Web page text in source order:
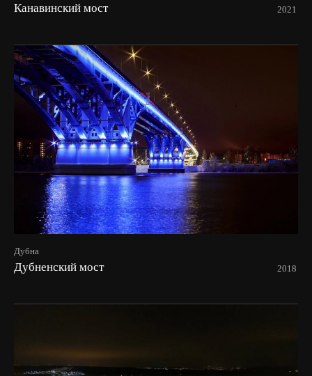
Канавинский мост 2021
Дубна
Дубненский мост 2018